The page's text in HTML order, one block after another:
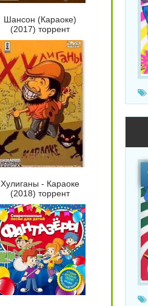
Шансон (Караоке)
(2017) торрент
Хулиганы - Караоке
(2018) торрент